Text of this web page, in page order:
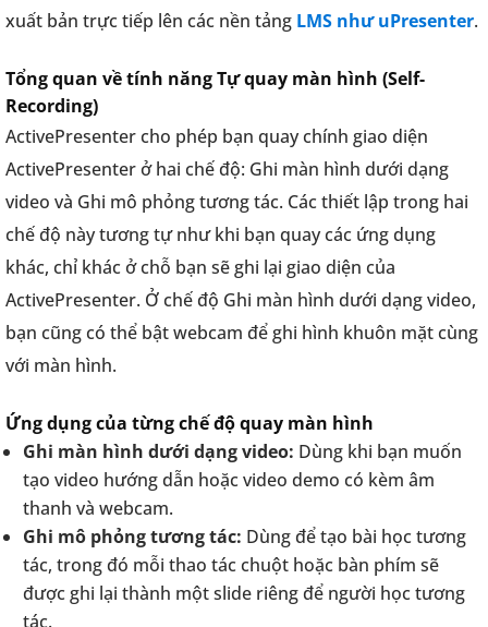
xuất bản trực tiếp lên các nền tảng LMS như uPresenter.
Tổng quan về tính năng Tự quay màn hình (Self-
Recording)
ActivePresenter cho phép bạn quay chính giao diện
ActivePresenter ở hai chế độ: Ghi màn hình dưới dạng
video và Ghi mô phỏng tương tác. Các thiết lập trong hai
chế độ này tương tự như khi bạn quay các ứng dụng
khác, chỉ khác ở chỗ bạn sẽ ghi lại giao diện của
ActivePresenter. Ở chế độ Ghi màn hình dưới dạng video,
bạn cũng có thể bật webcam để ghi hình khuôn mặt cùng
với màn hình.
Ứng dụng của từng chế độ quay màn hình
Ghi màn hình dưới dạng video: Dùng khi bạn muốn
tạo video hướng dẫn hoặc video demo có kèm âm
thanh và webcam.
Ghi mô phỏng tương tác: Dùng để tạo bài học tương
tác, trong đó mỗi thao tác chuột hoặc bàn phím sẽ
được ghi lại thành một slide riêng để người học tương
tác.